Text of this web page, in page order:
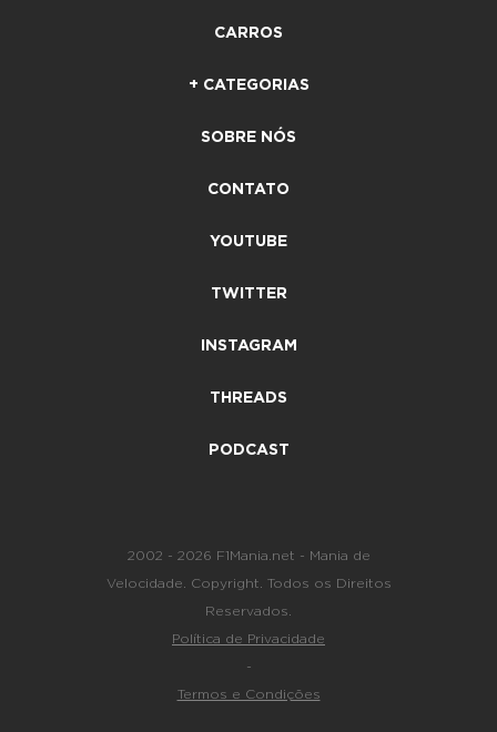
CARROS
+ CATEGORIAS
SOBRE NÓS
CONTATO
YOUTUBE
TWITTER
INSTAGRAM
THREADS
PODCAST
2002 - 2026 F1Mania.net - Mania de
Velocidade. Copyright. Todos os Direitos
Reservados.
Política de Privacidade
-
Termos e Condições